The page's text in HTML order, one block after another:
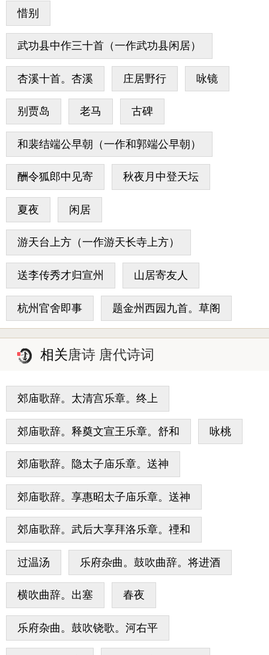
惜别
武功县中作三十首（一作武功县闲居）
杏溪十首。杏溪 庄居野行 咏镜
别贾岛 老马 古碑
和裴结端公早朝（一作和郭端公早朝）
酬令狐郎中见寄 秋夜月中登天坛
夏夜 闲居
游天台上方（一作游天长寺上方）
送李传秀才归宣州 山居寄友人
杭州官舍即事 题金州西园九首。草阁
相关唐诗 唐代诗词
郊庙歌辞。太清宫乐章。终上
郊庙歌辞。释奠文宣王乐章。舒和 咏桃
郊庙歌辞。隐太子庙乐章。送神
郊庙歌辞。享惠昭太子庙乐章。送神
郊庙歌辞。武后大享拜洛乐章。禋和
过温汤 乐府杂曲。鼓吹曲辞。将进酒
横吹曲辞。出塞 春夜
乐府杂曲。鼓吹铙歌。河右平